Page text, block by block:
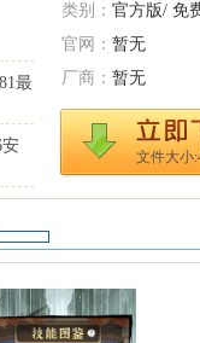
类别： 官方版/ 免
官网： 暂无
厂商： 暂无
文件大小
最
安
版